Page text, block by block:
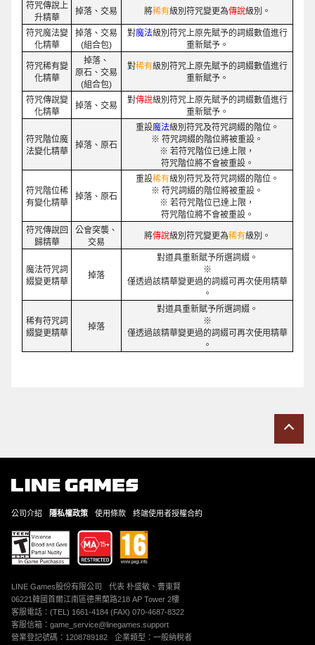
符咒傳說上
升精華
掉落、交易 將稀有級別符咒變更為傳說級別。
符咒魔法變
化精華
掉落、交易
(組合包)
對魔法級別符咒上原先賦予的詞綴數值進行
重新賦予。
符咒稀有變
化精華
掉落、
原石、交易
(組合包)
對稀有級別符咒上原先賦予的詞綴數值進行
重新賦予。
符咒傳說變
化精華
掉落、交易
對傳說級別符咒上原先賦予的詞綴數值進行
重新賦予。
符咒階位魔
法變化精華
掉落、原石
重設魔法級別符咒及符咒詞綴的階位。
※ 符咒詞綴的階位將被重設。
※ 若符咒階位已達上限，
符咒階位將不會被重設。
符咒階位稀
有變化精華
掉落、原石
重設稀有級別符咒及符咒詞綴的階位。
※ 符咒詞綴的階位將被重設。
※ 若符咒階位已達上限，
符咒階位將不會被重設。
符咒傳說回
歸精華
公會突襲、
交易
將傳說級別符咒變更為稀有級別。
魔法符咒詞
綴變更精華
掉落
對道具重新賦予所選詞綴。
※
僅透過該精華變更過的詞綴可再次使用精華
。
稀有符咒詞
綴變更精華
掉落
對道具重新賦予所選詞綴。
※
僅透過該精華變更過的詞綴可再次使用精華
。
公司介紹 隱私權政策 使用條款 終端使用者授權合約
LINE Games股份有限公司
代表 朴盛敏、曹東賢
06221韓國首爾江南區德黑蘭路218 AP Tower 2樓
客服電話：(TEL) 1661-4184 (FAX) 070-4687-8322
客服信箱：game_service@linegames.support
營業登記號碼：1208789182
企業類型：一般納稅者